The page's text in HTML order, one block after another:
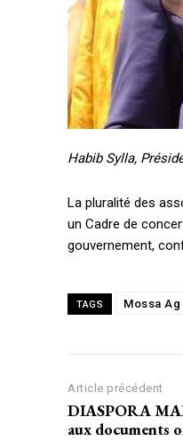
Habib Sylla,
La pluralité des
un Cadre de
gouvernement,
TAGS Mossa
Article précédent
DIASPORA
aux documents